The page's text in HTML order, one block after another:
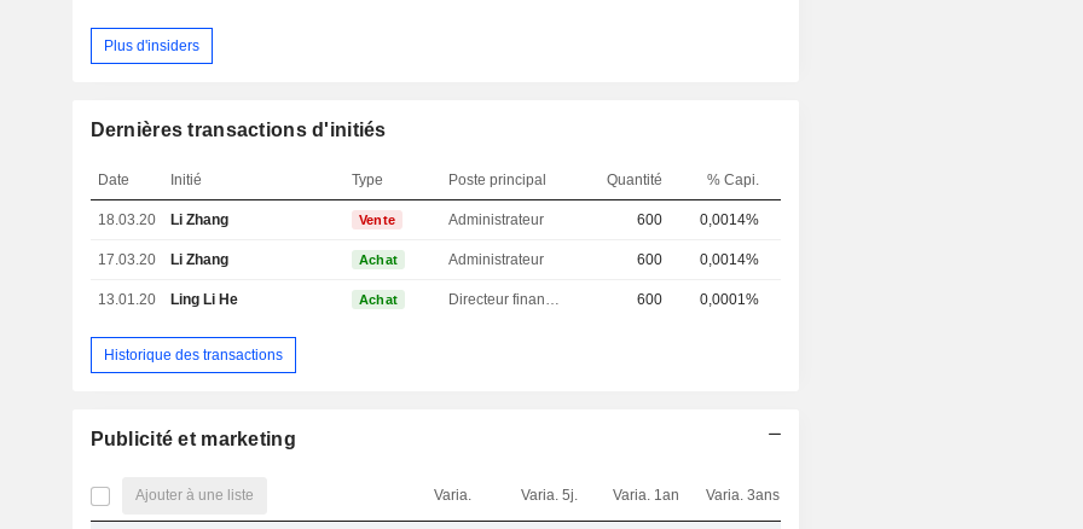
Plus d'insiders
Dernières transactions d'initiés
Date Initié Type Poste principal Quantité % Capi.
18.03.20 Li Zhang Vente Administrateur 600 0,0014%
17.03.20 Li Zhang Achat Administrateur 600 0,0014%
13.01.20 Ling Li He Achat Directeur financier 600 0,0001%
Historique des transactions
Publicité et marketing
Ajouter à une liste Varia. Varia. 5j. Varia. 1an Varia. 3ans